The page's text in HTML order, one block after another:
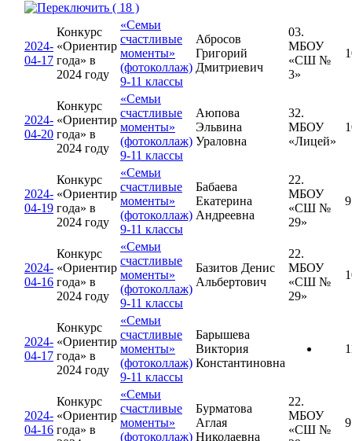
( 18 )
2024-
04-17
Конкурс
«Ориентир
года» в
2024 году
«Семьи
счастливые
моменты»
(фотоколлаж)
9-11 классы
Абросов
Григорий
Дмитриевич
03.
МБОУ
«СШ №
3»
2024-
04-20
Конкурс
«Ориентир
года» в
2024 году
«Семьи
счастливые
моменты»
(фотоколлаж)
9-11 классы
Аюпова
Эльвина
Ураловна
32.
МБОУ
«Лицей»
2024-
04-19
Конкурс
«Ориентир
года» в
2024 году
«Семьи
счастливые
моменты»
(фотоколлаж)
9-11 классы
Бабаева
Екатерина
Андреевна
22.
МБОУ
«СШ №
29»
9
2024-
04-16
Конкурс
«Ориентир
года» в
2024 году
«Семьи
счастливые
моменты»
(фотоколлаж)
9-11 классы
Базитов Денис
Альбертович
22.
МБОУ
«СШ №
29»
2024-
04-17
Конкурс
«Ориентир
года» в
2024 году
«Семьи
счастливые
моменты»
(фотоколлаж)
9-11 классы
Барышева
Виктория
Константиновна
2024-
04-16
Конкурс
«Ориентир
года» в
«Семьи
счастливые
моменты»
(фотоколлаж)
Бурматова
Аглая
Николаевна
22.
МБОУ
«СШ №
9